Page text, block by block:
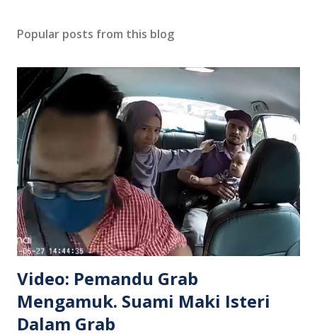
Popular posts from this blog
Video: Pemandu Grab
Mengamuk. Suami Maki Isteri
Dalam Grab